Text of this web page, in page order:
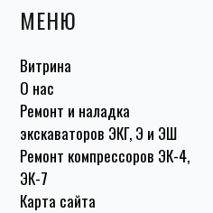
МЕНЮ
Витрина
О нас
Ремонт и наладка
экскаваторов ЭКГ, Э и ЭШ
Ремонт компрессоров ЭК-4,
ЭК-7
Карта сайта